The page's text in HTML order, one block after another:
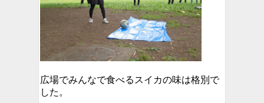
広場でみんなで食べるスイカの味は格別で
した。